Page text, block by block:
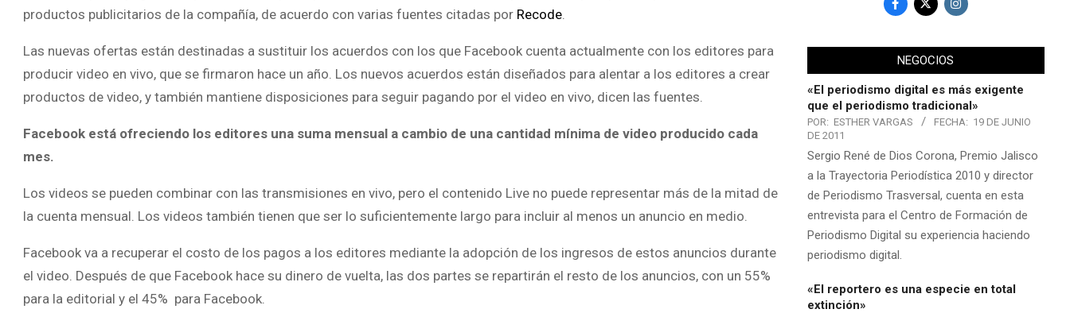
productos publicitarios de la compañía, de acuerdo con varias fuentes citadas por Recode
Las nuevas ofertas están destinadas a sustituir los acuerdos con los que Facebook cuenta actualmente con los editores para
producir video en vivo, que se firmaron hace un año. Los nuevos acuerdos están diseñados para alentar a los editores a crear
productos de video, y también mantiene disposiciones para seguir pagando por el video en vivo, dicen las fuentes.
Facebook está ofreciendo los editores una suma mensual a cambio de una cantidad mínima de video producido cada
mes.
Los videos se pueden combinar con las transmisiones en vivo, pero el contenido Live no puede representar más de la mitad de
la cuenta mensual. Los videos también tienen que ser lo suficientemente largo para incluir al menos un anuncio en medio.
Facebook va a recuperar el costo de los pagos a los editores mediante la adopción de los ingresos de estos anuncios durante
el video. Después de que Facebook hace su dinero de vuelta, las dos partes se repartirán el resto de los anuncios, con un 55%
para la editorial y el 45% para Facebook.
NEGOCIOS
«El periodismo digital es más exigente
que el periodismo tradicional»
POR: ESTHER VARGAS FECHA: 19 DE JUNIO
DE 2011
Sergio René de Dios Corona, Premio Jalisco
a la Trayectoria Periodística 2010 y director
de Periodismo Trasversal, cuenta en esta
entrevista para el Centro de Formación de
Periodismo Digital su experiencia haciendo
periodismo digital.
«El reportero es una especie en total
extinción»